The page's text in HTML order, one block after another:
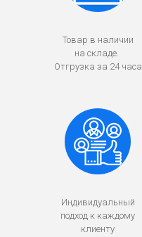
Товар в наличии
на складе.
Отгрузка за 24 часа
Индивидуальный
подход к каждому
клиенту